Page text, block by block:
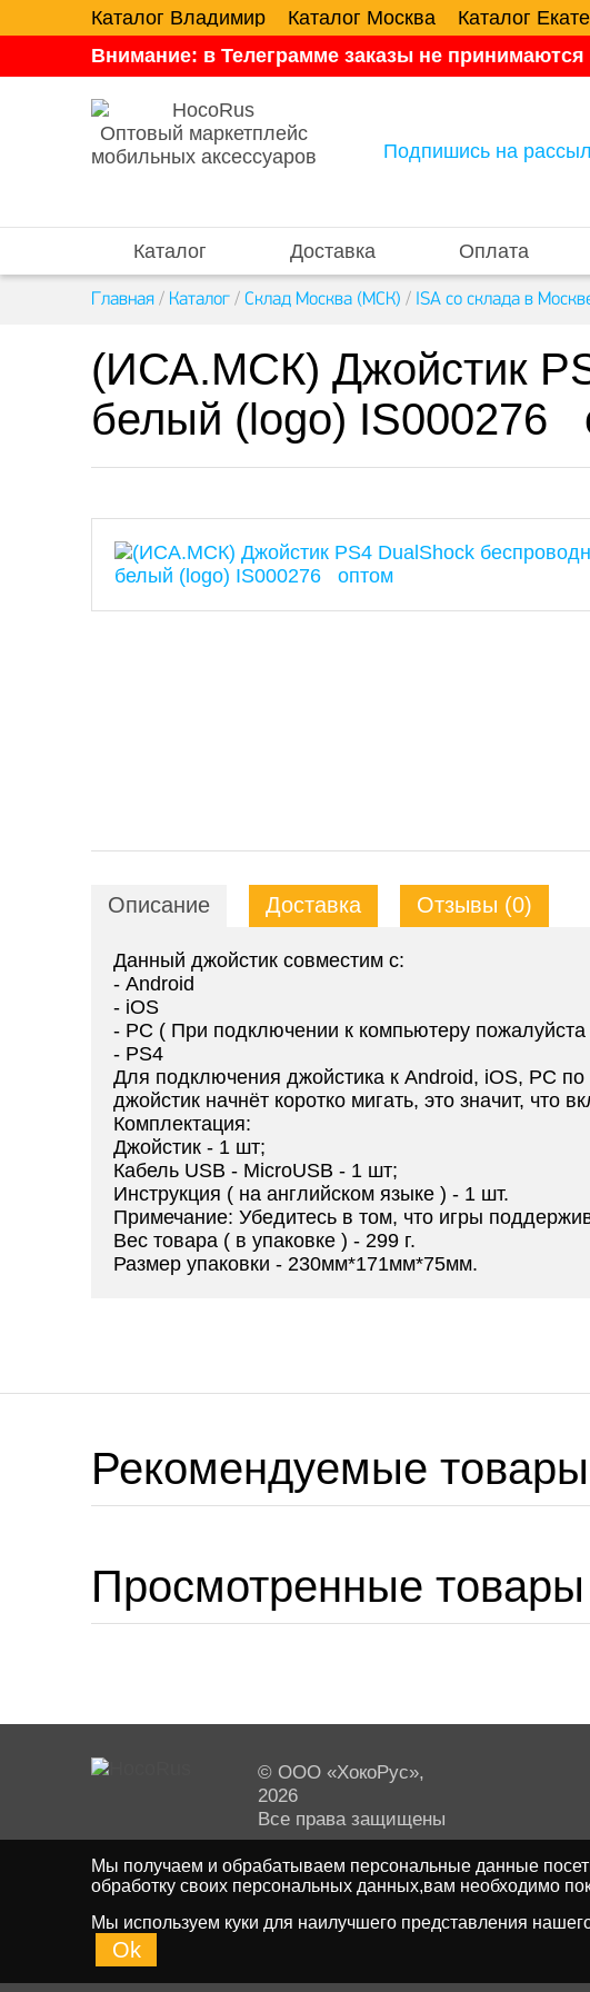
Каталог Владимир Каталог Москва Каталог
Внимание: в Телеграмме заказы не
Оптовый маркетплейс
мобильных аксессуаров
Подпишись на
Каталог Доставка Оплата
Главная / Каталог / Склад Москва (МСК) / ISA со склада в
(ИСА.МСК) Джойстик
белый (logo) IS000276
Описание Доставка Отзывы (0)
Данный джойстик совместим с:
- Android
- iOS
- PC ( При подключении к компьютеру
- PS4
Для подключения джойстика к Android, iOS, PC
джойстик начнёт коротко мигать, это значит, что
Комплектация:
Джойстик - 1 шт;
Кабель USB - MicroUSB - 1 шт;
Инструкция ( на английском языке ) - 1 шт.
Примечание: Убедитесь в том, что игры
Вес товара ( в упаковке ) - 299 г.
Размер упаковки - 230мм*171мм*75мм.
Рекомендуемые товары
Просмотренные товары
© ООО «ХокоРус»,
2026
Все права защищены
Мы получаем и обрабатываем персональные данные
обработку своих персональных данных,вам необходимо
Мы используем куки для наилучшего представления
Ok